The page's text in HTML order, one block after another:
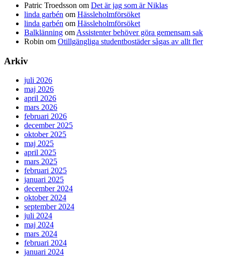
Patric Troedsson om Det är jag som är Niklas
linda garbén om Hässleholmförsöket
linda garbén om Hässleholmförsöket
Balklänning om Assistenter behöver göra gemensam sak
Robin om Otillgängliga studentbostäder sågas av allt fler
Arkiv
juli 2026
maj 2026
april 2026
mars 2026
februari 2026
december 2025
oktober 2025
maj 2025
april 2025
mars 2025
februari 2025
januari 2025
december 2024
oktober 2024
september 2024
juli 2024
maj 2024
mars 2024
februari 2024
januari 2024